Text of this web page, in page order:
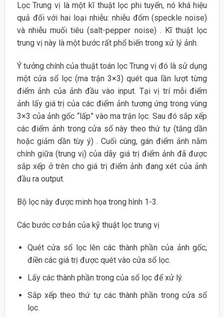
Lọc Trung vị là một kĩ thuật lọc phi tuyến, nó khá hiệu
quả đối với hai loại nhiễu: nhiễu đốm (speckle noise)
và nhiễu muối tiêu (salt-pepper noise) . Kĩ thuật lọc
trung vị này là một bước rất phổ biến trong xử lý ảnh.
Ý tưởng chính của thuật toán lọc Trung vị đó là sử dụng
một cửa sổ lọc (ma trận 3×3) quét qua lần lượt từng
điểm ảnh của ảnh đầu vào input. Tại vị trí mỗi điểm
ảnh lấy giá trị của các điểm ảnh tương ứng trong vùng
3×3 của ảnh gốc “lấp” vào ma trận lọc. Sau đó sắp xếp
các điểm ảnh trong cửa sổ này theo thứ tự (tăng dần
hoặc giảm dần tùy ý) . Cuối cùng, gán điểm ảnh nằm
chính giữa (trung vị) của dãy giá trị điểm ảnh đã được
sắp xếp ở trên cho giá trị điểm ảnh đang xét của ảnh
đầu ra output.
Bộ lọc này được minh họa trong hình 1-3.
Các bước cơ bản của kỹ thuật lọc trung vị
Quét cửa sổ lọc lên các thành phần của ảnh gốc;
điền các giá trị được quét vào cửa sổ lọc.
Lấy các thành phần trong của sổ lọc để xử lý.
Sắp xếp theo thứ tự các thành phần trong cửa sổ
lọc.